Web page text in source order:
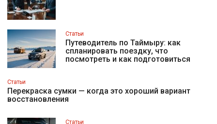
Статьи
Путеводитель по Таймыру: как
спланировать поездку, что
посмотреть и как подготовиться
Статьи
Перекраска сумки — когда это хороший вариант
восстановления
Статьи